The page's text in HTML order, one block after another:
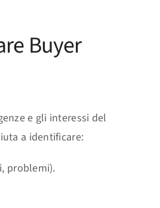
Buyer
e gli interessi del
a identificare:
problemi).